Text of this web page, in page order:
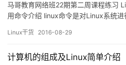
马哥教育网络班22期第二周课程练习
用命令介绍 linux命令是对Linux系统
是用户等都是文件，Linux系统管理的
用help、…
Linux干货 2016-08-29
计算机的组成及Linux简单介绍